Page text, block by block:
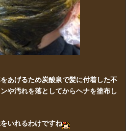
あげるため炭酸泉で髪に付着した不
や汚れを落としてからヘナを塗布し
いれるわけですね